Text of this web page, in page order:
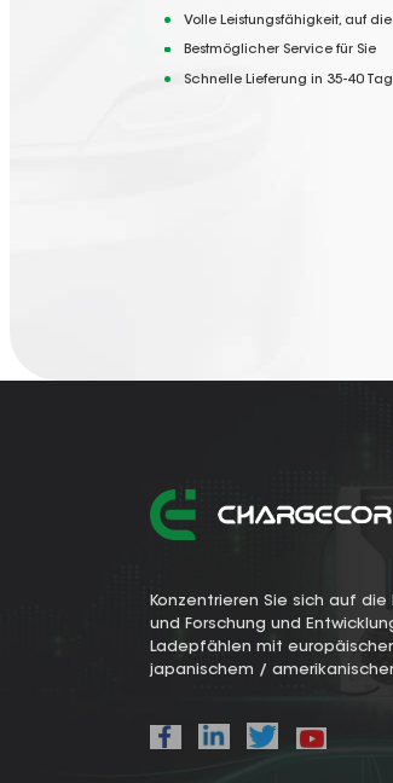
Volle Leistungsfähigkeit, auf
Bestmöglicher Service für Sie
Schnelle Lieferung in 35-40
Konzentrieren Sie sich auf die
und Forschung und
Ladepfählen mit
japanischem /